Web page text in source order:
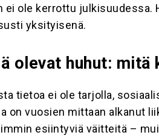
ei ole kerrottu julkisuudessa.
yksityisenä.
olevat huhut: mitä
tietoa ei ole tarjolla,
on vuosien mittaan alkanut
esiintyviä väitteitä –